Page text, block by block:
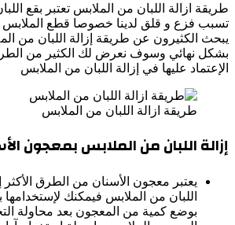
طريقة ازالة اللبان من الملابس تعتبر بقع
تسبب فزع و قلق لدينا خصوصا قطع الملابس
يبحث الكثيرون عن طريقة إزالة اللبان من
بشكل نهائي وسوف نعرض لك الكثير من
الإعتماد عليها في إزالة اللبان من الملابس
طريقة ازالة اللبان من الملابس
إزالة اللبان من الملابس بمعجون
يعتبر معجون الأسنان من الطرق الأكثر
اللبان من الملابس فيمكنك
بوضع كمية من المعجون بعد محاولة